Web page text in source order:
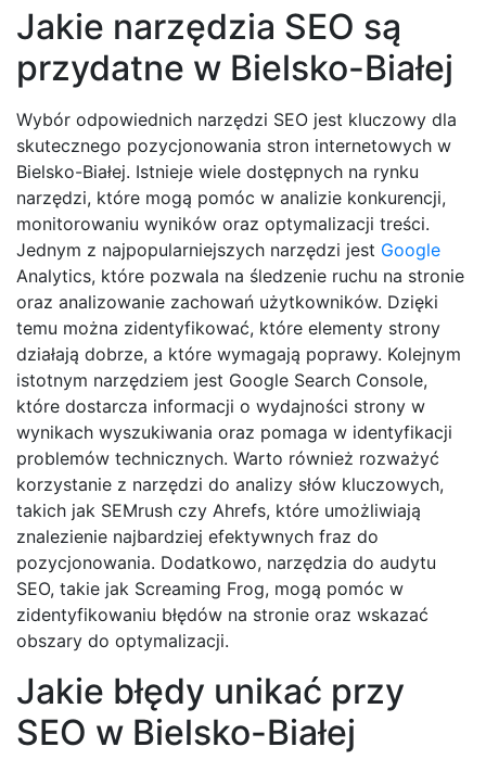
Jakie narzędzia SEO są
przydatne w Bielsko-Białej
Wybór odpowiednich narzędzi SEO jest kluczowy dla
skutecznego pozycjonowania stron internetowych w
Bielsko-Białej. Istnieje wiele dostępnych na rynku
narzędzi, które mogą pomóc w analizie konkurencji,
monitorowaniu wyników oraz optymalizacji treści.
Jednym z najpopularniejszych narzędzi jest Google
Analytics, które pozwala na śledzenie ruchu na stronie
oraz analizowanie zachowań użytkowników. Dzięki
temu można zidentyfikować, które elementy strony
działają dobrze, a które wymagają poprawy. Kolejnym
istotnym narzędziem jest Google Search Console,
które dostarcza informacji o wydajności strony w
wynikach wyszukiwania oraz pomaga w identyfikacji
problemów technicznych. Warto również rozważyć
korzystanie z narzędzi do analizy słów kluczowych,
takich jak SEMrush czy Ahrefs, które umożliwiają
znalezienie najbardziej efektywnych fraz do
pozycjonowania. Dodatkowo, narzędzia do audytu
SEO, takie jak Screaming Frog, mogą pomóc w
zidentyfikowaniu błędów na stronie oraz wskazać
obszary do optymalizacji.
Jakie błędy unikać przy
SEO w Bielsko-Białej